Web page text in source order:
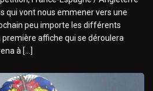
qui vont nous emmener vers une
peu importe les différents
affiche qui se déroulera
à […]